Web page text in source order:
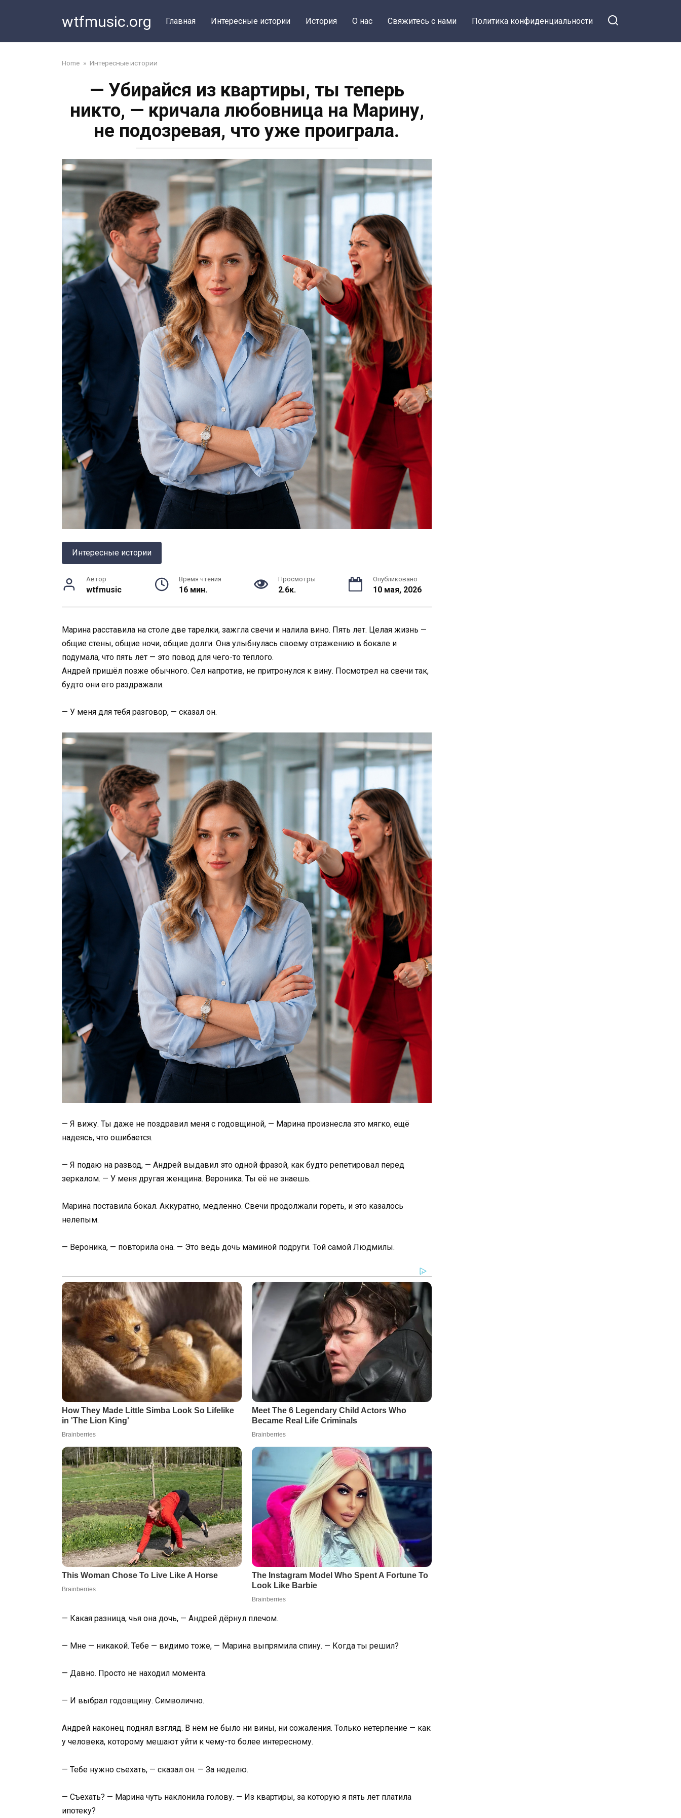
wtfmusic.org Главная Интересные истории История О нас Свяжитесь с нами Политика конфиденциальности
Home » Интересные истории
— Убирайся из квартиры, ты теперь
никто, — кричала любовница на Марину,
не подозревая, что уже проиграла.
Интересные истории
Автор
wtfmusic
Время чтения
16 мин.
Просмотры
2.6к.
Опубликовано
10 мая, 2026
Марина расставила на столе две тарелки, зажгла свечи и налила вино. Пять лет. Целая жизнь —
общие стены, общие ночи, общие долги. Она улыбнулась своему отражению в бокале и
подумала, что пять лет — это повод для чего-то тёплого.
Андрей пришёл позже обычного. Сел напротив, не притронулся к вину. Посмотрел на свечи так,
будто они его раздражали.
— У меня для тебя разговор, — сказал он.
— Я вижу. Ты даже не поздравил меня с годовщиной, — Марина произнесла это мягко, ещё
надеясь, что ошибается.
— Я подаю на развод, — Андрей выдавил это одной фразой, как будто репетировал перед
зеркалом. — У меня другая женщина. Вероника. Ты её не знаешь.
Марина поставила бокал. Аккуратно, медленно. Свечи продолжали гореть, и это казалось
нелепым.
— Вероника, — повторила она. — Это ведь дочь маминой подруги. Той самой Людмилы.
— Какая разница, чья она дочь, — Андрей дёрнул плечом.
— Мне — никакой. Тебе — видимо тоже, — Марина выпрямила спину. — Когда ты решил?
— Давно. Просто не находил момента.
— И выбрал годовщину. Символично.
Андрей наконец поднял взгляд. В нём не было ни вины, ни сожаления. Только нетерпение — как
у человека, которому мешают уйти к чему-то более интересному.
— Тебе нужно съехать, — сказал он. — За неделю.
— Съехать? — Марина чуть наклонила голову. — Из квартиры, за которую я пять лет платила
ипотеку?